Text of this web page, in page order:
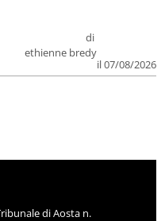
di
ethienne bredy
il 07/08/2026
di Aosta n.